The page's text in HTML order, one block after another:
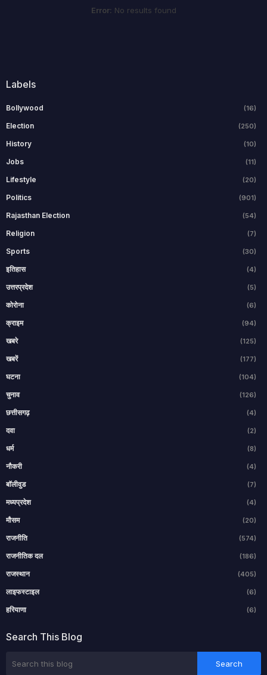
Error: No results found
Labels
Bollywood (16)
Election (250)
History (10)
Jobs (11)
Lifestyle (20)
Politics (901)
Rajasthan Election (54)
Religion (7)
Sports (30)
इतिहास (4)
उत्तरप्रदेश (5)
कोरोना (6)
क्राइम (94)
खबरे (125)
खबरें (177)
घटना (104)
चुनाव (126)
छत्तीसगढ़ (4)
दवा (2)
धर्म (8)
नौकरी (4)
बॉलीवुड (7)
मध्यप्रदेश (4)
मौसम (20)
राजनीति (574)
राजनीतिक दल (186)
राजस्थान (405)
लाइफस्टाइल (6)
हरियाणा (6)
Search This Blog